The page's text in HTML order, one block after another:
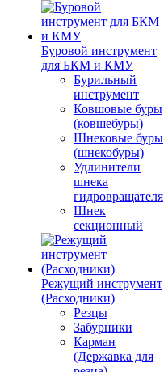
Буровой инструмент
для БКМ и КМУ
Бурильный
инструмент
Ковшовые буры
(ковшебуры)
Шнековые буры
(шнекобуры)
Удлинители
шнека
гидровращателя
Шнек
секционный
Режущий инструмент
(Расходники)
Резцы
Забурники
Карман
(Державка для